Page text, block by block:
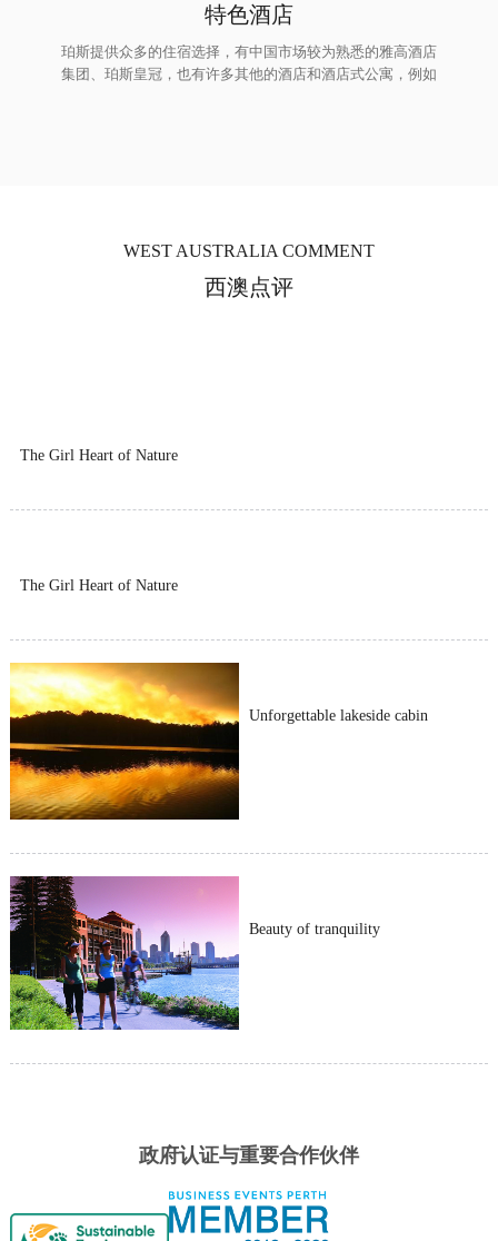
特色酒店
珀斯提供众多的住宿选择，有中国市场较为熟悉的雅高酒店
集团、珀斯皇冠，也有许多其他的酒店和酒店式公寓，例如
WEST AUSTRALIA COMMENT
西澳点评
The Girl Heart of Nature
The Girl Heart of Nature
Unforgettable lakeside cabin
Beauty of tranquility
政府认证与重要合作伙伴